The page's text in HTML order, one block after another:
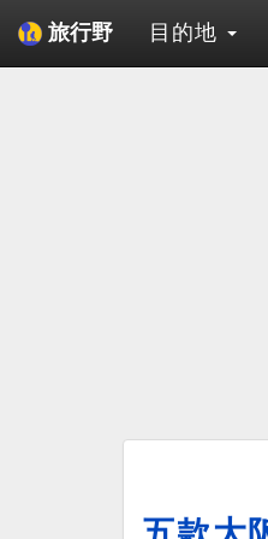
旅行野 目的地